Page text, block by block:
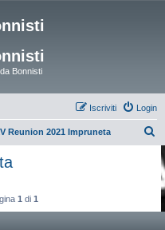
Bonnisti
Login
Iscriviti
Reunion 2021 Impruneta
1 di 1